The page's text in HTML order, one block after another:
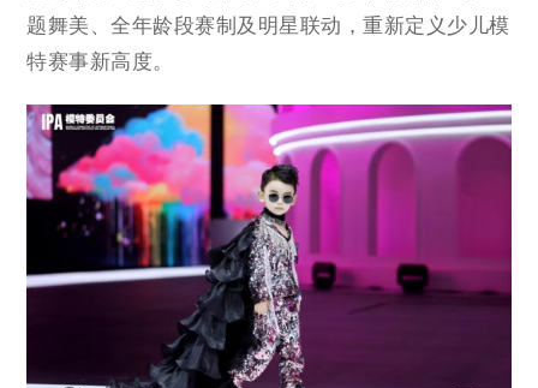
题舞美、全年龄段赛制及明星联动，重新定义少儿模
特赛事新高度。